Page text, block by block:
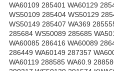
WA60109 285401 WA60129
WS50109 285404 WS50129
WS50149 285407 WA369
285684 WS50089 285685
WA60085 286416 WA60089
286449 WA60149 287357
WA60119 288585 WA60.9